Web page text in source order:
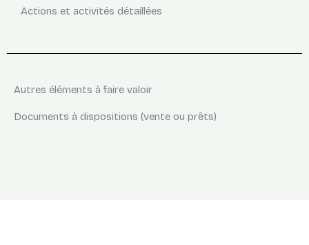
Actions et activités détaillées
Autres éléments à faire valoir
Documents à dispositions (vente ou prêts)